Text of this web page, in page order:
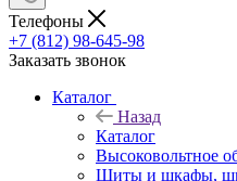
Телефоны
+7 (812) 98-645-98
Заказать звонок
Каталог
Назад
Каталог
Высоковольтное
Щиты и шкафы,